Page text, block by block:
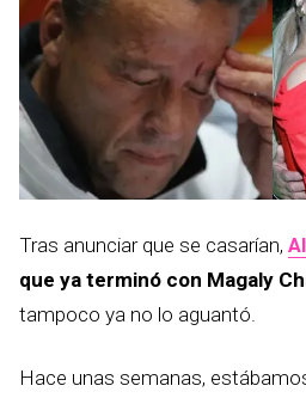
Tras anunciar que se casarían,
que ya terminó con Magaly
tampoco ya no lo aguantó.
Hace unas semanas,